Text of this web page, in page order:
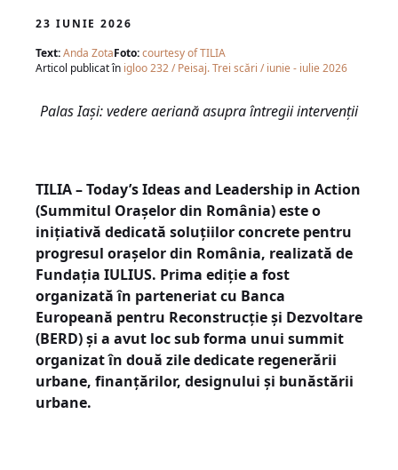
23 IUNIE 2026
Text:Anda ZotaFoto:courtesy of TILIA
Articol publicat în igloo 232 / Peisaj. Trei scări / iunie - iulie 2026
Palas Iași: vedere aeriană asupra întregii intervenții
TILIA – Today’s Ideas and Leadership in Action
(Summitul Orașelor din România) este o
inițiativă dedicată soluțiilor concrete pentru
progresul orașelor din România, realizată de
Fundația IULIUS. Prima ediție a fost
organizată în parteneriat cu Banca
Europeană pentru Reconstrucție și Dezvoltare
(BERD) și a avut loc sub forma unui summit
organizat în două zile dedicate regenerării
urbane, finanțărilor, designului și bunăstării
urbane.